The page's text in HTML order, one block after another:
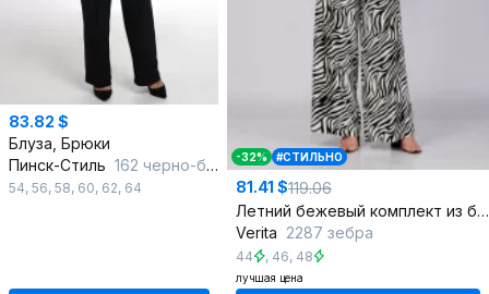
83.82 $
Блуза, Брюки
Пинск-Стиль 162 черно-белый
54, 56, 58, 60, 62, 64
-32% #СТИЛЬНО
81.41 $119.06
Летний бежевый комплект из блузы и брюк с заниженной талией
Verita 2287 зебра
44 , 46, 48
лучшая цена